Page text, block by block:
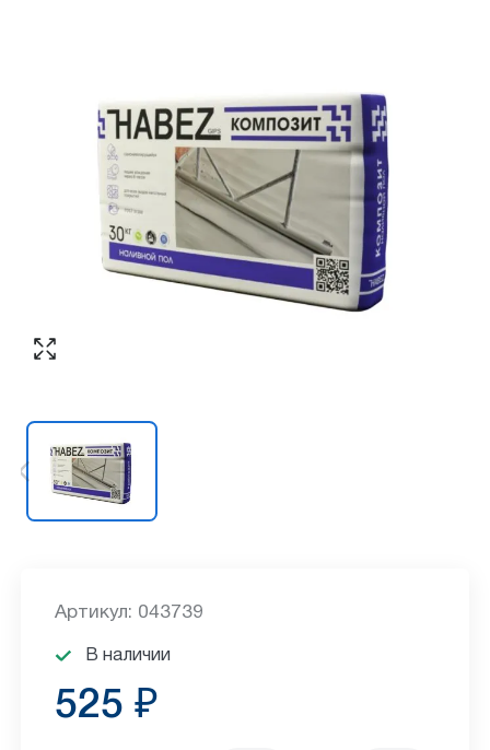
Артикул: 043739
В наличии
525 ₽
ПЕРЕЗВОНИТЕ МНЕ
Согласен с обработкой персональных
данных в соответствии с
политикой
конфиденциальности